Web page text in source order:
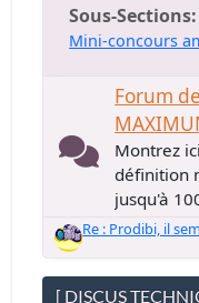
Sous-Sections
Mini-concours
Forum
Montrez
définition
jusqu'à
Re : Prodibi, il
[ DISCUS